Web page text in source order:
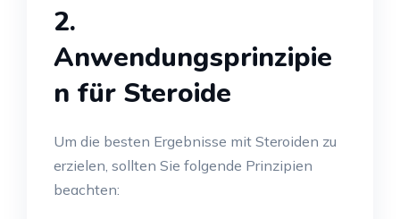
2.
Anwendungsprinzipie
n für Steroide
Um die besten Ergebnisse mit Steroiden zu
erzielen, sollten Sie folgende Prinzipien
beachten: